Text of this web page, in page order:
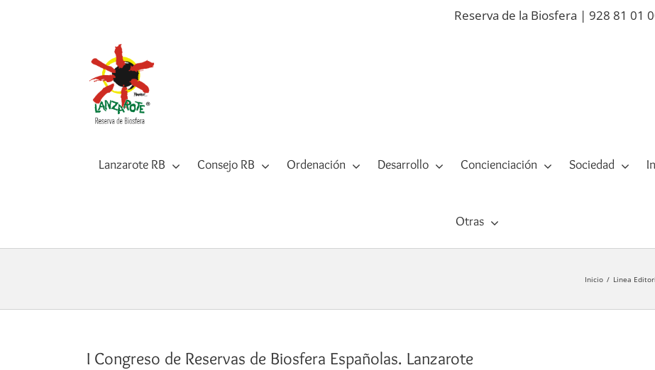
Reserva de la Biosfera | 928 81 01
Lanzarote RB Consejo RB Ordenación Desarrollo Concienciación Sociedad
Otras
Inicio Linea
I Congreso de Reservas de Biosfera Españolas. Lanzarote